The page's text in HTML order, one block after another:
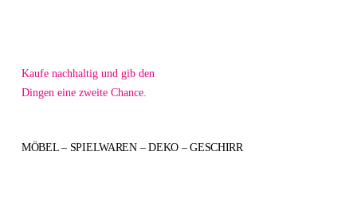
Kaufe nachhaltig und gib den
Dingen eine zweite Chance.
MÖBEL – SPIELWAREN – DEKO – GESCHIRR